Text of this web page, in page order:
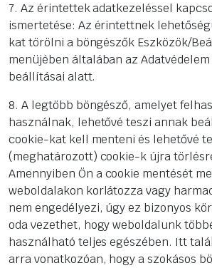
7. Az érintettek adatkezeléssel
ismertetése: Az érintettnek
kat törölni a böngészők Eszközök/
menüjében általában az
beállításai alatt.
8. A legtöbb böngésző, amelyet
használnak, lehetővé teszi annak
cookie-kat kell menteni és lehetővé
(meghatározott) cookie-k újra
Amennyiben Ön a cookie mentését
weboldalakon korlátozza vagy
nem engedélyezi, úgy ez bizonyos
oda vezethet, hogy weboldalunk
használható teljes egészében. Itt
arra vonatkozóan, hogy a szokásos